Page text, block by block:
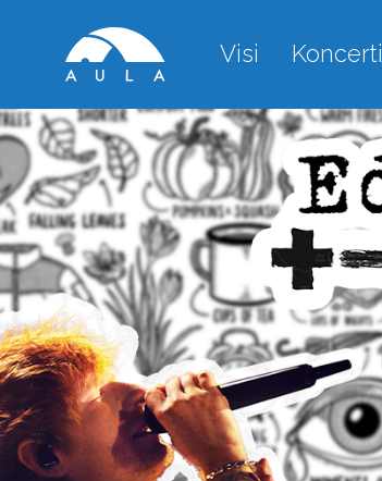
Visi Koncerti